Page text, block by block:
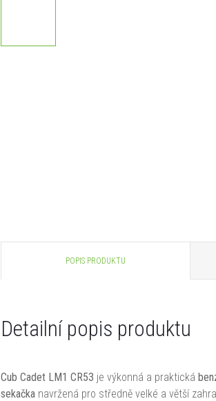
POPIS PRODUKTU
Detailní popis produktu
Cub Cadet LM1 CR53 je výkonná a praktická
sekačka navržená pro středně velké a větší